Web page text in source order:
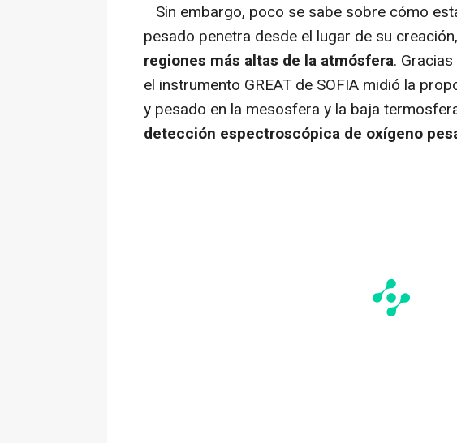
Sin embargo, poco se sabe sobre cómo
pesado penetra desde el lugar de su
regiones más altas de la atmósfera.
el instrumento GREAT de SOFIA midió la
y pesado en la mesosfera y la baja
detección espectroscópica de oxígeno